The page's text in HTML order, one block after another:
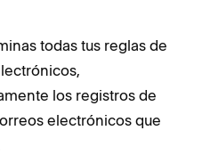
todas tus reglas de
los registros de
electrónicos que